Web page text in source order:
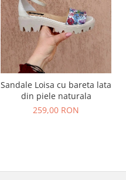
Sandale Loisa cu bareta lata
din piele naturala
259,00 RON